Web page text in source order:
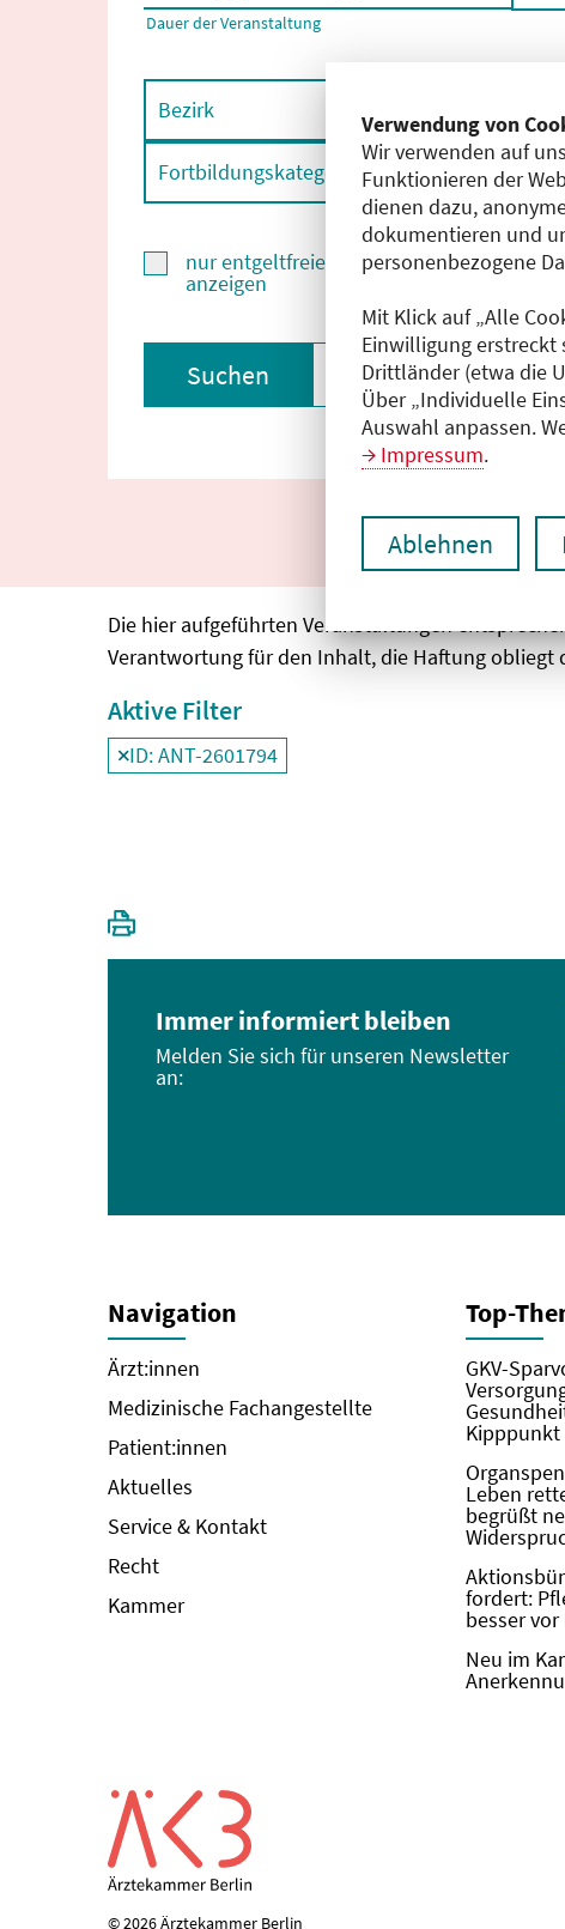
Verwendung von
Wir verwenden auf
Funktionieren der
dienen dazu,
dokumentieren und
personenbezogene
Mit Klick auf „Alle
Einwilligung erstreckt
Drittländer (etwa die
Über „Individuelle
Auswahl anpassen.
Impressum.
Ablehnen
Eintägige und/oder mehrtägige Veranstaltungen
Dauer der Veranstaltung
Bezirk
Fortbildungskategorie
nur entgeltfreie Fortbildungen
anzeigen
Suchen Filter zurücksetzen
Die hier aufgeführten Veranstaltungen
Verantwortung für den Inhalt, die Haftung obliegt
Aktive Filter
Filter
ID: ANT-2601794
deaktivieren und Suchergebnisse neu
Immer informiert bleiben
Melden Sie sich für unseren Newsletter
an:
Navigation
Ärzt:innen
Medizinische Fachangestellte
Patient:innen
Aktuelles
Service & Kontakt
Recht
Kammer
Top-
GKV-
Kipppunkt
Leben
begrüßt
fordert:
besser
Neu im
© 2026 Ärztekammer Berlin